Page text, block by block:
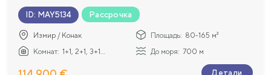
ID: MAY5134 Рассрочка
Измир / Конак Площадь: 80-165 м²
Комнат: 1+1, 2+1, 3+1... До моря: 700 м
Детали